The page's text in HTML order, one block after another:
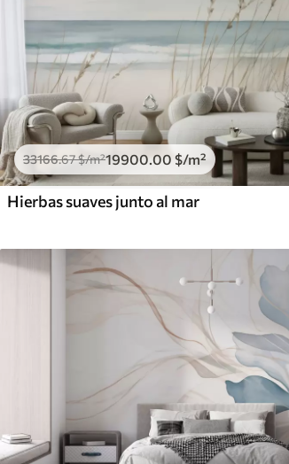
33166.67$/m²19900.00 $/m²
Hierbas suaves junto al mar